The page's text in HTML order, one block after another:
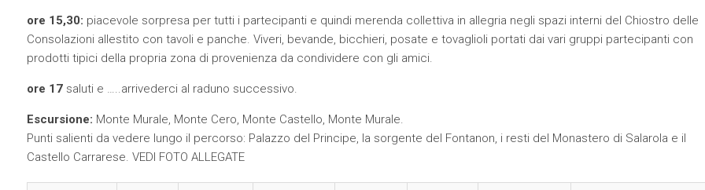
ore 15,30: piacevole sorpresa per tutti i partecipanti e quindi merenda collettiva in allegria negli spazi interni del Chiostro delle
Consolazioni allestito con tavoli e panche. Viveri, bevande, bicchieri, posate e tovaglioli portati dai vari gruppi partecipanti con
prodotti tipici della propria zona di provenienza da condividere con gli amici.
ore 17saluti e …..arrivederci al raduno successivo.
Escursione: Monte Murale, Monte Cero, Monte Castello, Monte Murale.
Punti salienti da vedere lungo il percorso: Palazzo del Principe, la sorgente del Fontanon, i resti del Monastero di Salarola e il
Castello Carrarese. VEDI FOTO ALLEGATE